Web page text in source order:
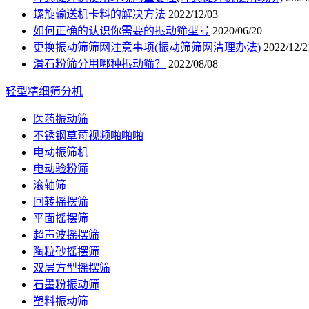
螺旋输送机卡料的解决方法 2022/12/03
如何正确的认识你需要的振动筛型号 2020/06/20
更换振动筛筛网注意事项(振动筛筛网清理办法) 2022/12/
滑石粉筛分用哪种振动筛？
2022/08/08
轻型精细筛分机
医药振动筛
不锈钢草莓视频啪啪啪
电动振筛机
电动验粉筛
滚轴筛
回转摇摆筛
平面摇摆筛
超声波摇摆筛
陶粒砂摇摆筛
双层方型摇摆筛
石墨粉振动筛
塑料振动筛